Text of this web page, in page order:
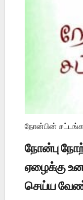
நோன்பின்
நோன்பு
ஏழைக்கு
செய்ய